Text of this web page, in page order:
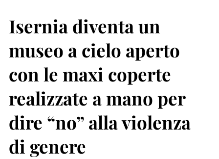
Isernia diventa un
museo a cielo aperto
con le maxi coperte
realizzate a mano per
dire “no” alla violenza
di genere